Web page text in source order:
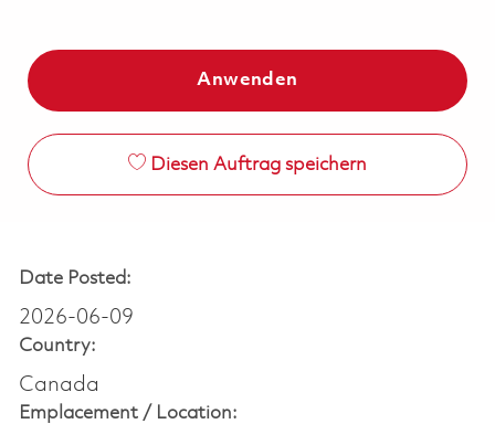
Anwenden
Diesen Auftrag speichern
Date Posted:
2026-06-09
Country:
Canada
Emplacement / Location: